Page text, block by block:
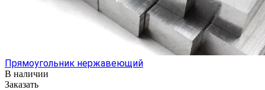
Прямоугольник нержавеющий
В наличии
Заказать